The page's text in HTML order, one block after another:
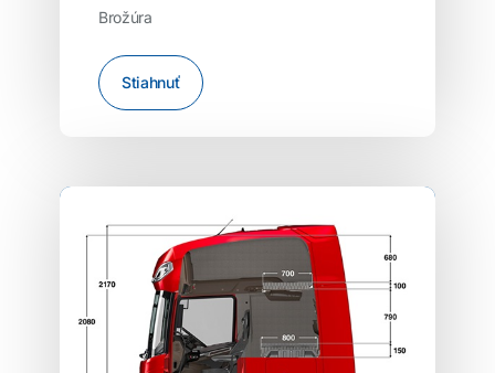
Brožúra
Stiahnuť